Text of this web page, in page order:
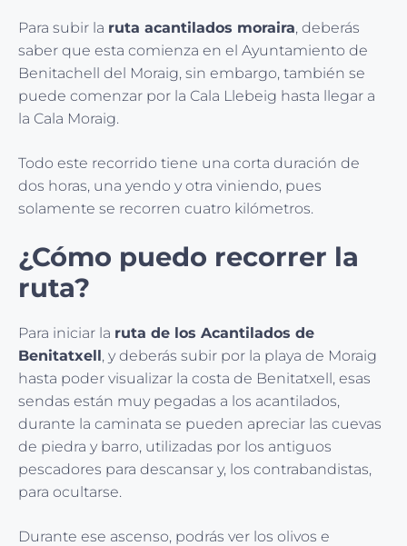
Para subir la ruta acantilados moraira, deberás
saber que esta comienza en el Ayuntamiento de
Benitachell del Moraig, sin embargo, también se
puede comenzar por la Cala Llebeig hasta llegar a
la Cala Moraig.
Todo este recorrido tiene una corta duración de
dos horas, una yendo y otra viniendo, pues
solamente se recorren cuatro kilómetros.
¿Cómo puedo recorrer la
ruta?
Para iniciar la ruta de los Acantilados de
Benitatxell , y deberás subir por la playa de Moraig
hasta poder visualizar la costa de Benitatxell, esas
sendas están muy pegadas a los acantilados,
durante la caminata se pueden apreciar las cuevas
de piedra y barro, utilizadas por los antiguos
pescadores para descansar y, los contrabandistas,
para ocultarse.
Durante ese ascenso, podrás ver los olivos e